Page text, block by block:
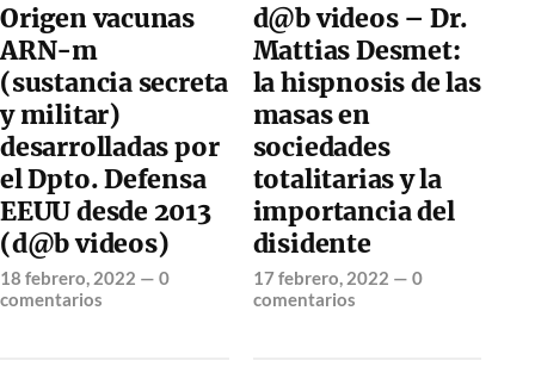
Origen vacunas
ARN-m
(sustancia secreta
y militar)
desarrolladas por
el Dpto. Defensa
EEUU desde 2013
(d@b videos)
18 febrero, 2022 — 0
comentarios
d@b videos – Dr.
Mattias Desmet:
la hispnosis de las
masas en
sociedades
totalitarias y la
importancia del
disidente
17 febrero, 2022 — 0
comentarios